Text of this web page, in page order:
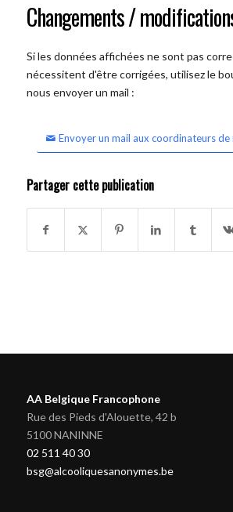
Changements /
Si les données affichées ne sont pas
nécessitent d'être corrigées, utilisez le
nous envoyer un mail :
Envoyer un mail aux coordinateurs de
Partager cette publication
AA Belgique Francophone
Rue des Pieds d'Alouette, 42 b
5100 NANINNE
02 511 40 30
bsg@alcooliquesanonymes.be